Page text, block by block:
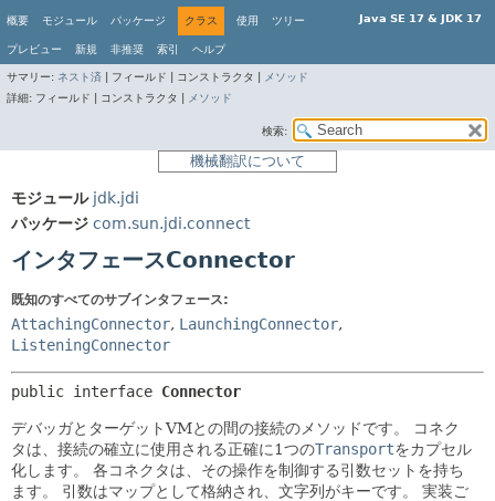
Java SE 17 & JDK 17
概要 モジュール パッケージ クラス 使用 ツリー
プレビュー 新規 非推奨 索引 ヘルプ
サマリー: ネスト済 フィールド | コンストラクタ |
メソッド
詳細: フィールド | コンストラクタ | メソッド
検索:
機械翻訳について
モジュール jdk.jdi
パッケージ com.sun.jdi.connect
インタフェースConnector
既知のすべてのサブインタフェース:
AttachingConnector, LaunchingConnector,
ListeningConnector
public interface Connector
デバッガとターゲットVMとの間の接続のメソッドです。
コネク
タは、接続の確立に使用される正確に1つのTransportをカプセル
化します。
各コネクタは、その操作を制御する引数セットを持ち
ます。
引数はマップとして格納され、文字列がキーです。
実装ご